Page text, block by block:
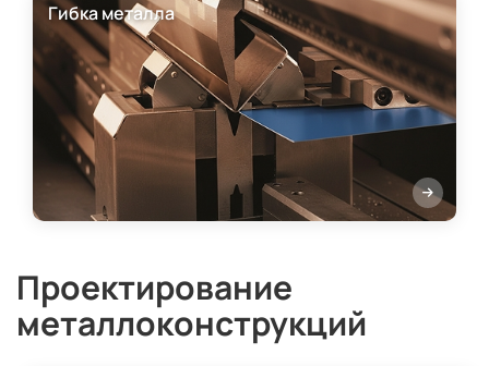
Гибка металла
Проектирование
металлоконструкций